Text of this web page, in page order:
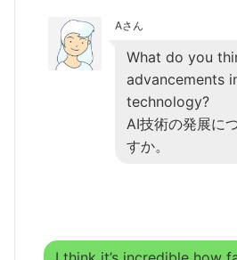
Aさん
What do you
advancements
technology?
AI技術の発展に
すか。